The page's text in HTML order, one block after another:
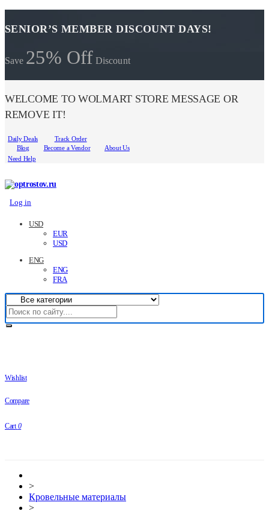
SENIOR’S MEMBER DISCOUNT DAYS!
Save 25% Off Discount
WELCOME TO WOLMART STORE MESSAGE OR
REMOVE IT!
Daily Deals
Track Order
Blog
Become a Vendor
About Us
Need Help
Log in
USD
EUR
USD
ENG
ENG
FRA
Wishlist
Compare
Cart 0
>
Кровельные материалы
>